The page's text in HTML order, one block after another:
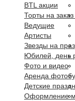
BTL акции
Торты на
Ведущие
Артисты
Звезды на
Юбилей, день
Фото и видео
Аренда
Детские
Оформление